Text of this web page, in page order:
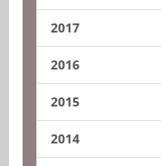
2017
2016
2015
2014